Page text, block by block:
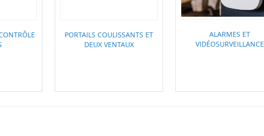
PORTAILS COULISSANTS ET
DEUX VENTAUX
ALARMES ET
VIDÉOSURVEILLANCE